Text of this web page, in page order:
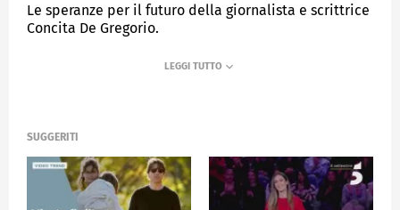
Le speranze per il futuro della giornalista e scrittrice
Concita De Gregorio.
VERISSIMO
SUGGERITI